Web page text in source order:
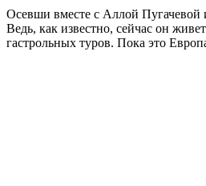
Осевши вместе с Аллой Пугачевой
Ведь, как известно, сейчас он
гастрольных туров. Пока это